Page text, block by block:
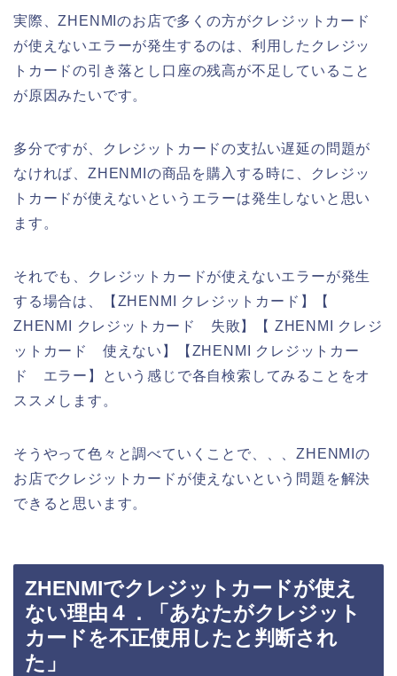
実際、ZHENMIのお店で多くの方がクレジットカード
が使えないエラーが発生するのは、利用したクレジッ
トカードの引き落とし口座の残高が不足していること
が原因みたいです。
多分ですが、クレジットカードの支払い遅延の問題が
なければ、ZHENMIの商品を購入する時に、クレジッ
トカードが使えないというエラーは発生しないと思い
ます。
それでも、クレジットカードが使えないエラーが発生
する場合は、【ZHENMI クレジットカード】【
ZHENMI クレジットカード 失敗】【 ZHENMI クレジ
ットカード 使えない】【ZHENMI クレジットカー
ド エラー】という感じで各自検索してみることをオ
ススメします。
そうやって色々と調べていくことで、、、ZHENMIの
お店でクレジットカードが使えないという問題を解決
できると思います。
ZHENMIでクレジットカードが使え
ない理由４．「あなたがクレジット
カードを不正使用したと判断され
た」